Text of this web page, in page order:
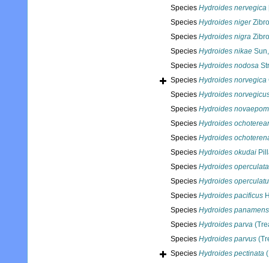
Species Hydroides nervegica
Species Hydroides niger
Species Hydroides nigra
Species Hydroides nikae
Species Hydroides nodosa
Species Hydroides norvegica
Species Hydroides
Species Hydroides
Species Hydroides
Species Hydroides
Species Hydroides okudai
Species Hydroides operculata
Species Hydroides
Species Hydroides pacificus
Species Hydroides
Species Hydroides parva
Species Hydroides parvus
Species Hydroides pectinata